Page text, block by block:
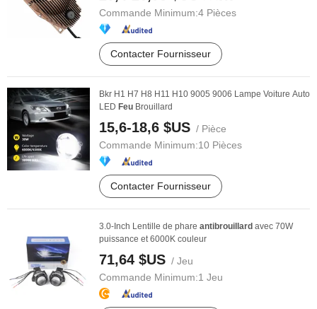
Commande Minimum:4 Pièces
Contacter Fournisseur
Bkr H1 H7 H8 H11 H10 9005 9006 Lampe Voiture Auto
LED Feu Brouillard
15,6-18,6 $US / Pièce
Commande Minimum:10 Pièces
Contacter Fournisseur
3.0-Inch Lentille de phare antibrouillard avec 70W
puissance et 6000K couleur
71,64 $US / Jeu
Commande Minimum:1 Jeu